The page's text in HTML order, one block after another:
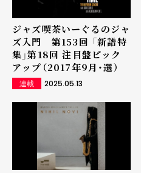
ジャズ喫茶いーぐるのジャ
ズ入門 第153回 「新譜特
集」第18回 注目盤ピック
アップ（2017年9月・選）
連載 2025.05.13